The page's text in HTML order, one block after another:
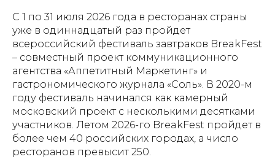
С 1 по 31 июля 2026 года в ресторанах страны
уже в одиннадцатый раз пройдет
всероссийский фестиваль завтраков BreakFest
– совместный проект коммуникационного
агентства «Аппетитный Маркетинг» и
гастрономического журнала «Соль». В 2020-м
году фестиваль начинался как камерный
московский проект с несколькими десятками
участников. Летом 2026-го BreakFest пройдет в
более чем 40 российских городах, а число
ресторанов превысит 250.